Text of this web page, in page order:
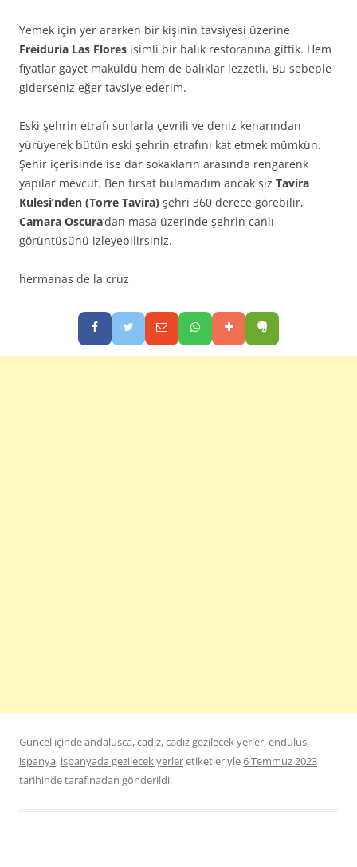
Yemek için yer ararken bir kişinin tavsiyesi üzerine
Freiduria Las Flores isimli bir balık restoranına gittik. Hem
fiyatlar gayet makuldü hem de balıklar lezzetli. Bu sebeple
giderseniz eğer tavsiye ederim.
Eski şehrin etrafı surlarla çevrili ve deniz kenarından
yürüyerek bütün eski şehrin etrafını kat etmek mümkün.
Şehir içerisinde ise dar sokakların arasında rengarenk
yapılar mevcut. Ben fırsat bulamadım ancak siz Tavira
Kulesi’nden (Torre Tavira) şehri 360 derece görebilir,
Camara Oscura‘dan masa üzerinde şehrin canlı
görüntüsünü izleyebilirsiniz.
hermanas de la cruz
Güncel içindeandalusca,cadiz,cadiz gezilecek yerler,endülüs,
ispanya, ispanyada gezilecek yerleretiketleriyle6 Temmuz 2023
tarihindetarafınadan gönderildi.